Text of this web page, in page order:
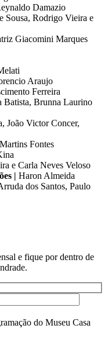
Damazio
Sousa, Rodrigo Vieira e
Giacomini Marques
Araujo
Ferreira
Batista, Brunna Laurino
João Victor Concer,
Fontes
e Carla Neves Veloso
| Haron Almeida
dos Santos, Paulo
e fique por dentro de
do Museu Casa